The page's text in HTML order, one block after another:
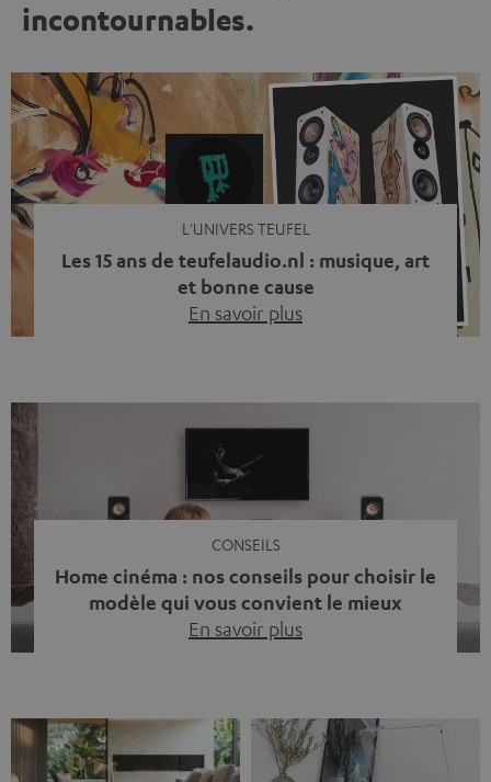
incontournables.
L'UNIVERS TEUFEL
Les 15 ans de teufelaudio.nl : musique, art
et bonne cause
En savoir plus
quelque chose qui reflète ce que représente Teufel :
célébrer le pouvoir du son et redonner quelque chose à
la société. La musique fait bien plus que simplement
sonner bien. […]
CONSEILS
Home cinéma : nos conseils pour choisir le
modèle qui vous convient le mieux
En savoir plus
dialogue est couvert par un bruit de fond… et adieu
l’immersion. Rassurez-vous, on a tous vécu ça. Mais la